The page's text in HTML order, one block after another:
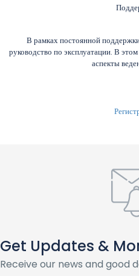
В рамках постоянной
руководство по эксплуатации. В
аспекты
Get Updates &
Receive our news and good